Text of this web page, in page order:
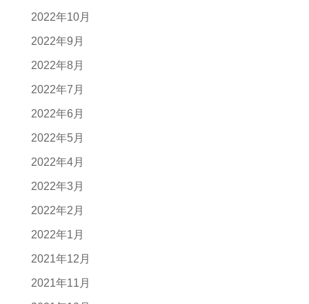
2022年10月
2022年9月
2022年8月
2022年7月
2022年6月
2022年5月
2022年4月
2022年3月
2022年2月
2022年1月
2021年12月
2021年11月